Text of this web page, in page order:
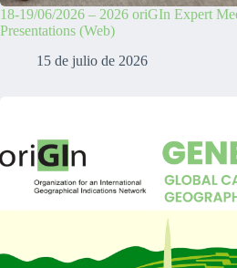
18-19/06/2026 – 2026 oriGIn Expert
Presentations (Web)
15 de julio de 2026